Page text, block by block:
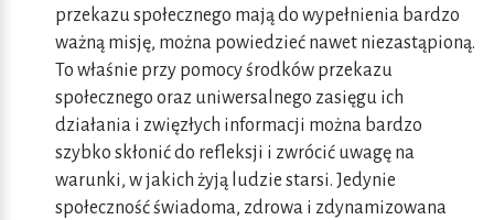
przekazu społecznego mają do wypełnienia bardzo
ważną misję, można powiedzieć nawet niezastąpioną.
To właśnie przy pomocy środków przekazu
społecznego oraz uniwersalnego zasięgu ich
działania i zwięzłych informacji można bardzo
szybko skłonić do refleksji i zwrócić uwagę na
warunki, w jakich żyją ludzie starsi. Jedynie
społeczność świadoma, zdrowa i zdynamizowana